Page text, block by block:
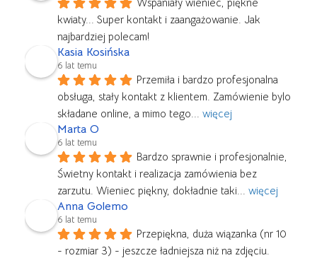
kwiaty... Super kontakt i zaangażowanie. Jak
najbardziej polecam!
Kasia Kosińska
6 lat temu
Przemiła i bardzo profesjonalna
obsługa, stały kontakt z klientem. Zamówienie bylo
składane online, a mimo tego
więcej
Marta O
6 lat temu
Bardzo sprawnie i profesjonalnie,
Świetny kontakt i realizacja zamówienia bez
zarzutu. Wieniec piękny, dokładnie taki
więcej
Anna Golemo
6 lat temu
Przepiękna, duża wiązanka (nr 10
- rozmiar 3) - jeszcze ładniejsza niż na zdjęciu.